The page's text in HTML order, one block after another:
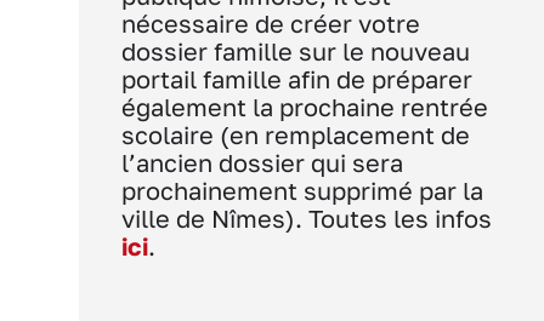
nécessaire de créer votre
dossier famille sur le nouveau
portail famille afin de préparer
également la prochaine rentrée
scolaire (en remplacement de
l’ancien dossier qui sera
prochainement supprimé par la
ville de Nîmes). Toutes les infos
ici.